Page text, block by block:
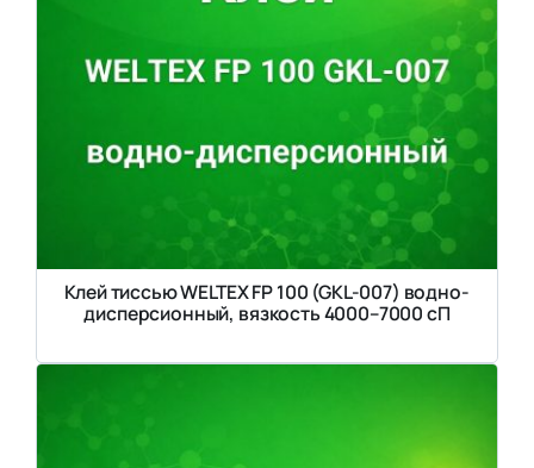
Клей тиссью WELTEX FP 100 (GKL-007) водно-
дисперсионный, вязкость 4000–7000 сП